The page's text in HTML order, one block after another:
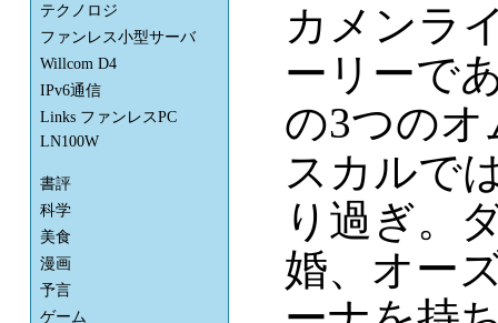
カメンラ
ーリーで
の3つの
スカルで
り過ぎ。
婚、オー
テクノロジ
ファンレス小型サーバ
Willcom D4
IPv6通信
Links ファンレスPC
LN100W
書評
科学
美食
漫画
予言
ゲーム